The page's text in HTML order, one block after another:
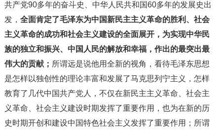
共产党90多年的奋斗史、中华人民共和国60多年的发展史出
发， 全面肯定了毛泽东为中国新民主主义革命的胜利、社会
主义革命的成功和社会主义建设的全面展开，为实现中华民
族的独立和振兴、中国人民的解放和幸福，作出的最突出最
伟大的贡献； 所谓远是说他用全新的视角，看待毛泽东思想
是怎样以独创性的理论丰富和发展了马克思列宁主义，怎样
教育了几代中国共产党人，不仅在新民主主义革命、社会主
义革命、社会主义建设时期发挥了重要作用，也为在新的历
史时期开创和建设中国特色社会主义发挥了重要作用；所谓